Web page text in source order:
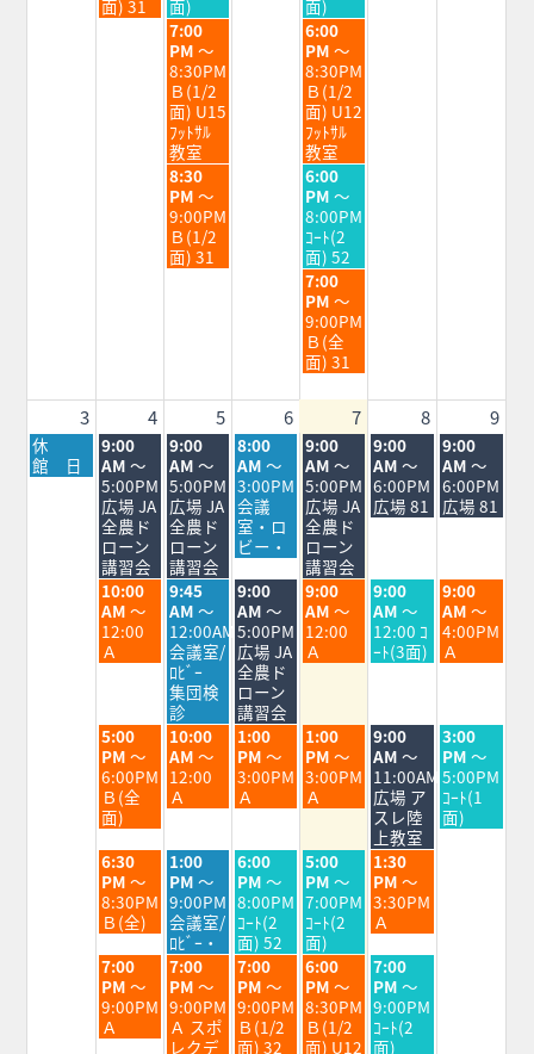
28th
面) 31
29th
2026
面)
31st
2026
面)
水
曜
日,
7
月
29th
2026
7:00
PM ～
8:30PM
Ｂ(1/2
面) U15
ﾌｯﾄｻﾙ
教室
金
曜
日,
7
月
31st
2026
6:00
PM ～
8:30PM
Ｂ(1/2
面) U12
ﾌｯﾄｻﾙ
教室
水
曜
日,
7
月
29th
8:30
PM ～
9:00PM
Ｂ(1/2
面) 31
金
曜
日,
7
月
31st
2026
6:00
PM ～
8:00PM
ｺｰﾄ(2
面) 52
金
曜
日,
7
月
31st
2026
7:00
PM ～
9:00PM
Ｂ(全
面) 31
3 4 5 6 7 8 9
月
曜
日,
休
館 日
火
曜
日,
8
月
4th
2026
9:00
AM ～
5:00PM
広場 JA
全農ド
ローン
講習会
水
曜
日,
8
月
5th
2026
9:00
AM ～
5:00PM
広場 JA
全農ド
ローン
講習会
木
曜
日,
8
月
6th
2026
8:00
AM ～
3:00PM
会議
室・ロ
ビー・
金
曜
日,
8
月
7th
2026
9:00
AM ～
5:00PM
広場 JA
全農ド
ローン
講習会
土
曜
日,
8
月
9:00
AM ～
6:00PM
広場 81
日
曜
日,
8
月
9:00
AM ～
6:00PM
広場 81
火
曜
日,
8
月
10:00
AM ～
12:00
Ａ
水
曜
日,
8
月
5th
2026
9:45
AM ～
12:00AM
会議室/
ﾛﾋﾞｰ
集団検
診
木
曜
日,
8
月
6th
2026
9:00
AM ～
5:00PM
広場 JA
全農ド
ローン
講習会
金
曜
日,
8
月
9:00
AM ～
12:00
Ａ
土
曜
日,
8
月
9:00
AM ～
12:00 ｺ
ｰﾄ(3面)
日
曜
日,
8
月
9:00
AM ～
4:00PM
Ａ
火
曜
日,
8
月
4th
2026
5:00
PM ～
6:00PM
Ｂ(全
面)
水
曜
日,
8
月
2026
10:00
AM ～
12:00
Ａ
木
曜
日,
8
月
2026
1:00
PM ～
3:00PM
Ａ
金
曜
日,
8
月
2026
1:00
PM ～
3:00PM
Ａ
土
曜
日,
8
月
8th
2026
9:00
AM ～
11:00AM
広場 ア
スレ陸
上教室
日
曜
日,
8
月
9th
3:00
PM ～
5:00PM
ｺｰﾄ(1
面)
火
曜
日,
8
月
4th
2026
6:30
PM ～
8:30PM
Ｂ(全)
水
曜
日,
8
月
5th
2026
1:00
PM ～
9:00PM
会議室/
ﾛﾋﾞｰ・
木
曜
日,
8
月
6th
2026
6:00
PM ～
8:00PM
ｺｰﾄ(2
面) 52
金
曜
日,
8
月
7th
2026
5:00
PM ～
7:00PM
ｺｰﾄ(2
面)
土
曜
日,
8
月
8th
2026
1:30
PM ～
3:30PM
Ａ
火
曜
日,
8
月
7:00
PM ～
9:00PM
Ａ
水
曜
日,
8
月
7:00
PM ～
9:00PM
Ａ スポ
レクデ
木
曜
日,
8
月
7:00
PM ～
9:00PM
Ｂ(1/2
面) 32
金
曜
日,
8
月
6:00
PM ～
8:30PM
Ｂ(1/2
面) U12
土
曜
日,
8
月
7:00
PM ～
9:00PM
ｺｰﾄ(2
面)